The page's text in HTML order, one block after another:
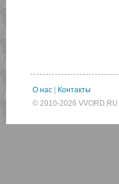
О нас
Контакты
© 2010-2026 VVORD.RU